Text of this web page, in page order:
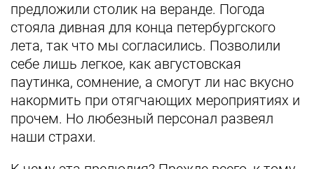
предложили столик на веранде. Погода
стояла дивная для конца петербургского
лета, так что мы согласились. Позволили
себе лишь легкое, как августовская
паутинка, сомнение, а смогут ли нас вкусно
накормить при отягчающих мероприятиях и
прочем. Но любезный персонал развеял
наши страхи.